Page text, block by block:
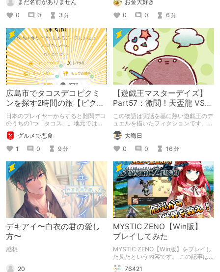
まだ名前がありません
0
0 3 分
お金大好き
0
0 6 分
広島市でタコスデコピクミ
ンを探す2時間の旅【ピクミ
ンブルーム / Pikmin
Bloom】
日本のプレイヤーからすると難関デコ
のうちの1つ「タコス」。地元では見
つけられなかった男が広島で探す旅を
お送りします。ねくすと5月のテーマ
「お出かけの記録」。
グルメで悪食
1
0 9 分
【遊戯王マスターデイズ】
Part57：激闘！天盃龍 VS
千年D【架空デュエル】
この物語は実話を基に熱い遊戯王のデ
ュエルを描いたフィクションです。
（自分用メモ：2025-05-14）
大晦日
0
0 16 分
デキアイ〜白衣の君の愛し
方〜
感想
20
MYSTIC ZENO【Win版】
プレイしてみた
MYSTIC ZENO【Win版】をプレイし
た見たという内容です。 この記事は
通常のクリエイターズ記事です。
76421